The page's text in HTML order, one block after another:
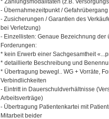
* Zahlungsmodalitäten (z.B.
- Übernahmezeitpunkt /
- Zusicherungen / Garantien des
bei Verletzung)
- Einzellisten: Genaue Bezeichnung der
Forderungen:
* kein Erwerb einer Sachgesamtheit
* detaillierte Beschreibung und
* Übertragung bewegl.. WG + Vorräte,
Verbindlichkeiten
- Eintritt in Dauerschuldverhältnisse
Arbeitsverträge)
- Übertragung Patientenkartei mit
Mitarbeit beider